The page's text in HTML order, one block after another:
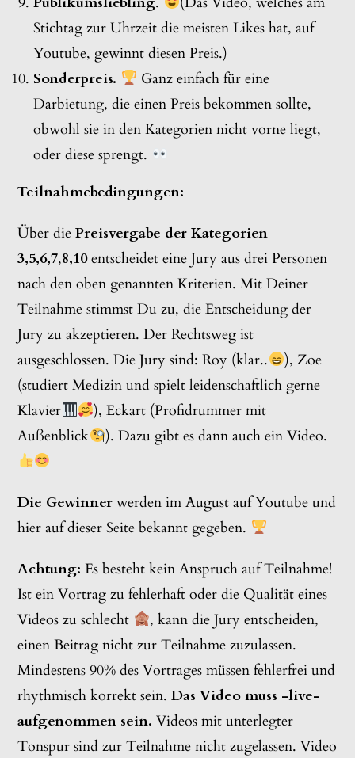
Stichtag zur Uhrzeit die meisten Likes hat, auf
Youtube, gewinnt diesen Preis.)
Sonderpreis.
Ganz einfach für eine
Darbietung, die einen Preis bekommen sollte,
obwohl sie in den Kategorien nicht vorne liegt,
oder diese sprengt.
Teilnahmebedingungen:
Über diePreisvergabe der Kategorien
3,5,6,7,8,10entscheidet eine Jury aus drei Personen
nach den oben genannten Kriterien. Mit Deiner
Teilnahme stimmst Du zu, die Entscheidung der
Jury zu akzeptieren. Der Rechtsweg ist
ausgeschlossen. Die Jury sind: Roy (klar..
), Zoe
(studiert Medizin und spielt leidenschaftlich gerne
Klavier
), Eckart (Profidrummer mit
Außenblick
). Dazu gibt es dann auch ein Video.
Die Gewinner werden im August auf Youtube und
hier auf dieser Seite bekannt gegeben.
Achtung: Es besteht kein Anspruch auf Teilnahme!
Ist ein Vortrag zu fehlerhaft oder die Qualität eines
Videos zu schlecht
, kann die Jury entscheiden,
einen Beitrag nicht zur Teilnahme zuzulassen.
Mindestens 90% des Vortrages müssen fehlerfrei und
rhythmisch korrekt sein.Das Video muss -live-
aufgenommen sein. Videos mit unterlegter
Tonspur sind zur Teilnahme nicht zugelassen. Video